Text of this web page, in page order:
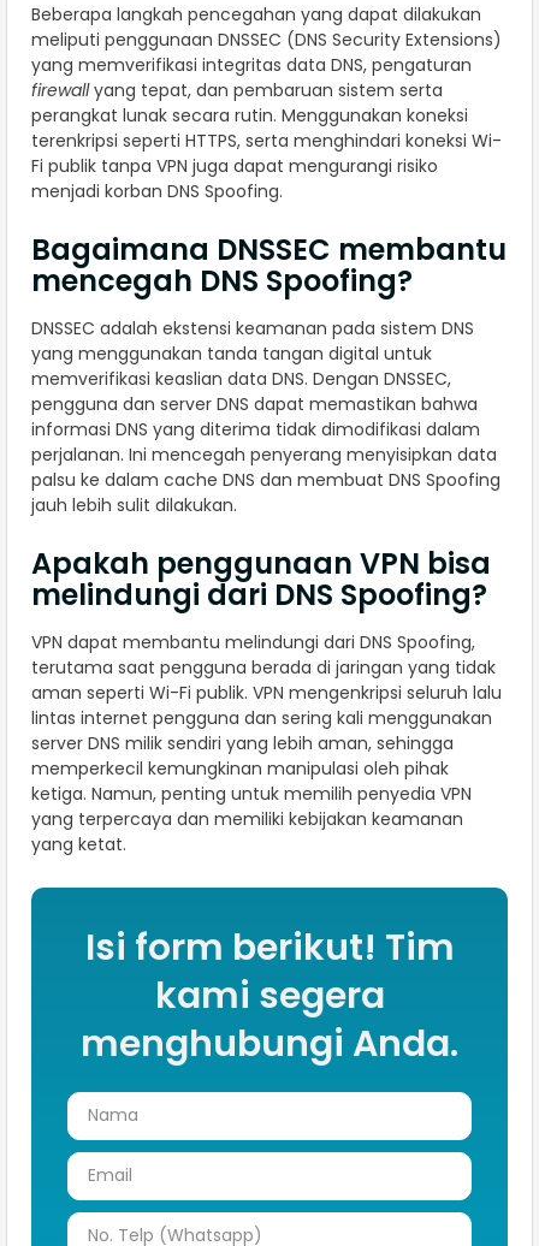
Beberapa langkah pencegahan yang dapat dilakukan
meliputi penggunaan DNSSEC (DNS Security Extensions)
yang memverifikasi integritas data DNS, pengaturan
firewallyang tepat, dan pembaruan sistem serta
perangkat lunak secara rutin. Menggunakan koneksi
terenkripsi seperti HTTPS, serta menghindari koneksi Wi-
Fi publik tanpa VPN juga dapat mengurangi risiko
menjadi korban DNS Spoofing.
Bagaimana DNSSEC membantu
mencegah DNS Spoofing?
DNSSEC adalah ekstensi keamanan pada sistem DNS
yang menggunakan tanda tangan digital untuk
memverifikasi keaslian data DNS. Dengan DNSSEC,
pengguna dan server DNS dapat memastikan bahwa
informasi DNS yang diterima tidak dimodifikasi dalam
perjalanan. Ini mencegah penyerang menyisipkan data
palsu ke dalam cache DNS dan membuat DNS Spoofing
jauh lebih sulit dilakukan.
Apakah penggunaan VPN bisa
melindungi dari DNS Spoofing?
VPN dapat membantu melindungi dari DNS Spoofing,
terutama saat pengguna berada di jaringan yang tidak
aman seperti Wi-Fi publik. VPN mengenkripsi seluruh lalu
lintas internet pengguna dan sering kali menggunakan
server DNS milik sendiri yang lebih aman, sehingga
memperkecil kemungkinan manipulasi oleh pihak
ketiga. Namun, penting untuk memilih penyedia VPN
yang terpercaya dan memiliki kebijakan keamanan
yang ketat.
Isi form berikut! Tim
kami segera
menghubungi Anda.